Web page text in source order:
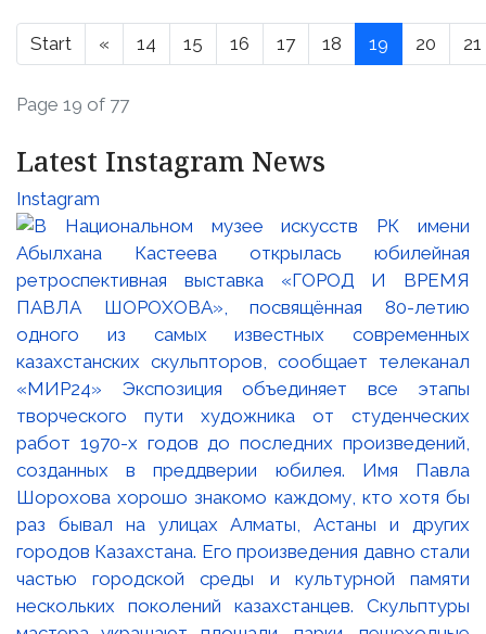
Start « 14 15 16 17 18 19 20 21
Page 19 of 77
Latest Instagram News
Instagram